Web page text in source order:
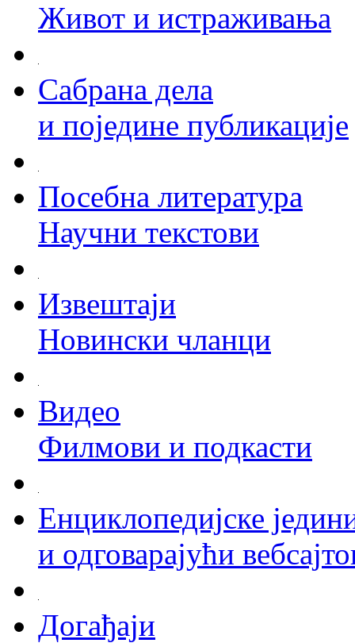
Живот и истраживања
Сабрана дела
и поједине публикације
Посебна литература
Научни текстови
Извештаји
Новински чланци
Видео
Филмови и подкасти
Енциклопедијске
и одговарајући
Догађаји